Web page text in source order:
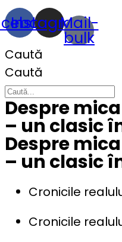
Instagram
Mail-
bulk
Caută
Caută
Despre
– un clasic
Despre
– un clasic
Cronicile
Cronicile